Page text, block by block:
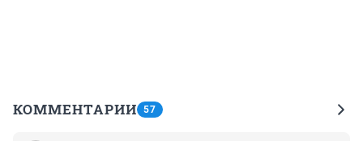
КОММЕНТАРИИ 57